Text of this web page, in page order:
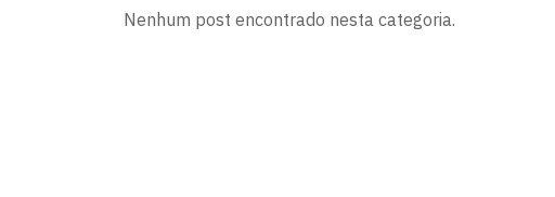
Nenhum post encontrado nesta categoria.